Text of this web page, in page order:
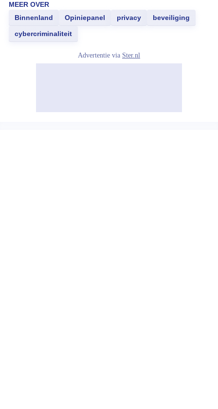
MEER OVER
Binnenland
Opiniepanel privacy beveiliging
cybercriminaliteit
Advertentie via Ster.nl